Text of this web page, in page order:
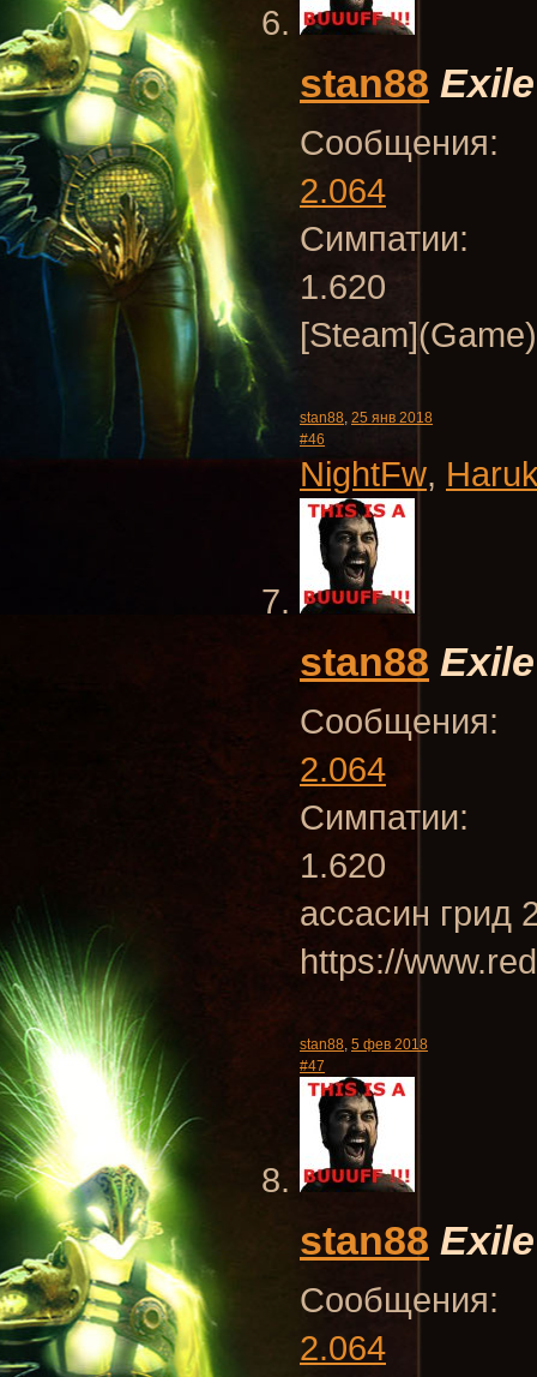
stan88 Exile
Сообщения:
2.064
Симпатии:
1.620
stan88, 25 янв 2018
#46
NightFw,
stan88 Exile
Сообщения:
2.064
Симпатии:
1.620
ассасин грид
https://
stan88, 5 фев 2018
#47
stan88 Exile
Сообщения:
2.064